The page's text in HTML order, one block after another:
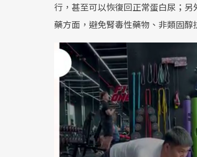
行，甚至可以恢復回正常蛋白尿；
藥方面，避免腎毒性藥物、非類固